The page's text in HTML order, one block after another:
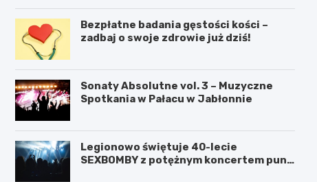
Bezpłatne badania gęstości kości –
zadbaj o swoje zdrowie już dziś!
Sonaty Absolutne vol. 3 – Muzyczne
Spotkania w Pałacu w Jabłonnie
Legionowo świętuje 40-lecie
SEXBOMBY z potężnym koncertem punk